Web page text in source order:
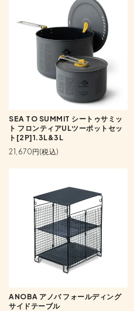
SEA TO SUMMIT シートゥサミッ
ト フロンティアULツーポットセッ
ト[2P]1.3L&3L
21,670円(税込)
ANOBA アノバ フォールディング
サイドテーブル